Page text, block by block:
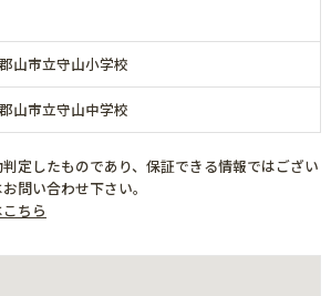
郡山市立守山小学校
郡山市立守山中学校
定したものであり、保証できる情報ではござい
問い合わせ下さい。
ちら